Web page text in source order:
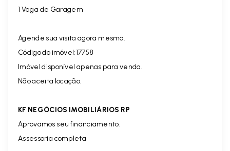
1 Vaga de Garagem
Agende sua visita agora mesmo.
Código do imóvel:17758
Imóvel disponível apenas para venda.
Não aceita locação.
KF NEGÓCIOS IMOBILIÁRIOS RP
Aprovamos seu financiamento.
Assessoria completa